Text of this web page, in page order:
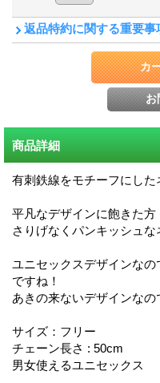
返品特約に関する重要事
商品詳細
有刺鉄線をモチーフにした
平凡なデザインに飽きた方
さりげなくパンキッシュな
ユニセックスデザインな
ですね！
あきの来ないデザインなの
サイズ：フリー
チェーン長さ : 50cm
男女使えるユニセックス